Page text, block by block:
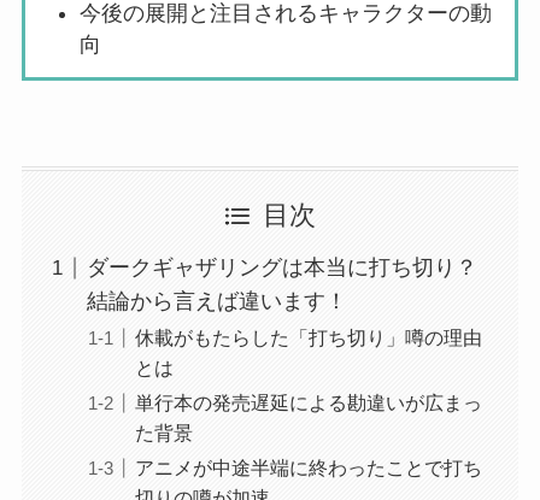
今後の展開と注目されるキャラクターの動
向
目次
ダークギャザリングは本当に打ち切り？
結論から言えば違います！
休載がもたらした「打ち切り」噂の理由
とは
単行本の発売遅延による勘違いが広まっ
た背景
アニメが中途半端に終わったことで打ち